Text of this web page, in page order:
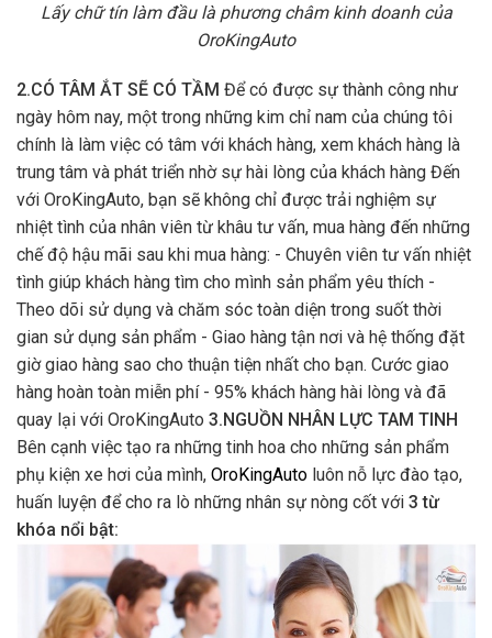
Lấy chữ tín làm đầu là phương châm kinh doanh của
OroKingAuto
2.CÓ TÂM ẮT SẼ CÓ TẦM Để có được sự thành công như
ngày hôm nay, một trong những kim chỉ nam của chúng tôi
chính là làm việc có tâm với khách hàng, xem khách hàng là
trung tâm và phát triển nhờ sự hài lòng của khách hàng Đến
với OroKingAuto, bạn sẽ không chỉ được trải nghiệm sự
nhiệt tình của nhân viên từ khâu tư vấn, mua hàng đến những
chế độ hậu mãi sau khi mua hàng: - Chuyên viên tư vấn nhiệt
tình giúp khách hàng tìm cho mình sản phẩm yêu thích -
Theo dõi sử dụng và chăm sóc toàn diện trong suốt thời
gian sử dụng sản phẩm - Giao hàng tận nơi và hệ thống đặt
giờ giao hàng sao cho thuận tiện nhất cho bạn. Cước giao
hàng hoàn toàn miễn phí - 95% khách hàng hài lòng và đã
quay lại với OroKingAuto 3.NGUỒN NHÂN LỰC TAM TINH
Bên cạnh việc tạo ra những tinh hoa cho những sản phẩm
phụ kiện xe hơi của mình, OroKingAuto luôn nỗ lực đào tạo,
huấn luyện để cho ra lò những nhân sự nòng cốt với 3 từ
khóa nổi bật: